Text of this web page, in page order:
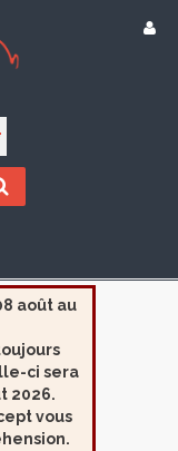
août au
ci sera
2026.
vous